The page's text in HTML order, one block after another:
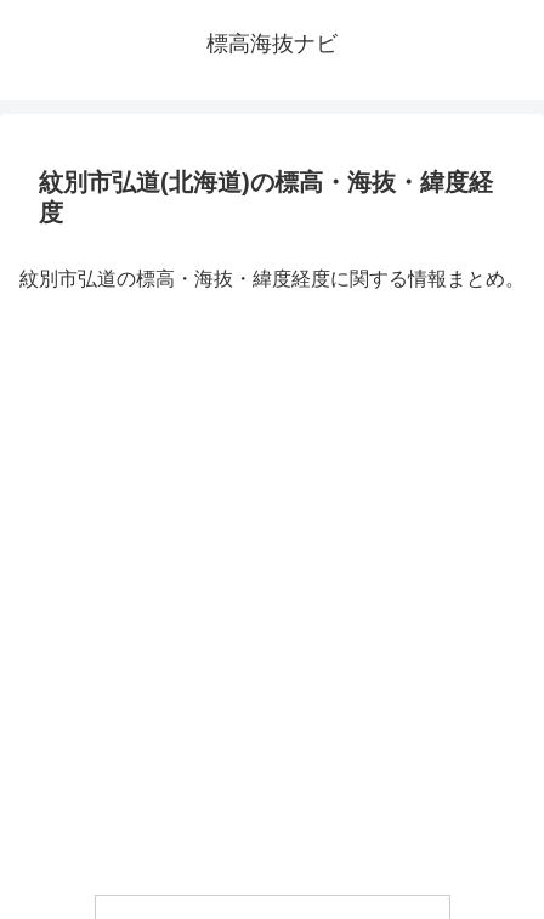
標高海抜ナビ
紋別市弘道(北海道)の標高・海抜・緯度経
度
紋別市弘道の標高・海抜・緯度経度に関する情報まとめ。